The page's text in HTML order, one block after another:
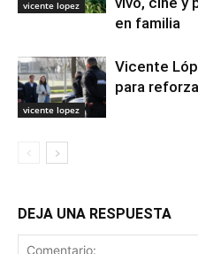
vicente lopez
en familia
vicente lopez
Vicente
para
DEJA UNA RESPUESTA